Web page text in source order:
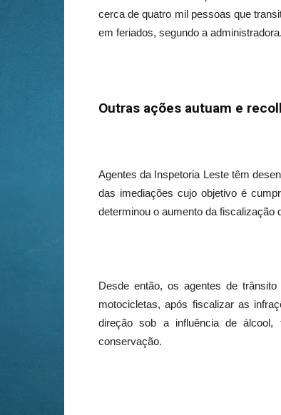
cerca de quatro mil pessoas que
em feriados, segundo a administradora.
Outras ações autuam e
Agentes da Inspetoria Leste têm
das imediações cujo objetivo é
determinou o aumento da fiscalização
Desde então, os agentes de
motocicletas, após fiscalizar as
direção sob a influência de
conservação.